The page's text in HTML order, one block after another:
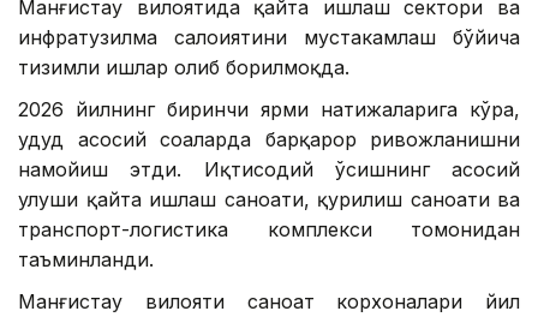
Манғистау вилоятида қайта ишлаш сектори ва
инфратузилма салоҳиятини мустаҳкамлаш бўйича
тизимли ишлар олиб борилмоқда.
2026 йилнинг биринчи ярми натижаларига кўра,
ҳудуд асосий соҳаларда барқарор ривожланишни
намойиш этди. Иқтисодий ўсишнинг асосий
улуши қайта ишлаш саноати, қурилиш саноати ва
транспорт-логистика комплекси томонидан
таъминланди.
Манғистау вилояти саноат корхоналари йил